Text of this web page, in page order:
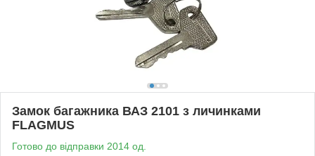
Замок багажника ВАЗ 2101 з личинками
FLAGMUS
Готово до відправки 2014 од.